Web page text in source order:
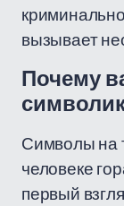
вызывает
Почему
Символы на
человеке
первый